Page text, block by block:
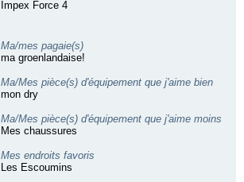
Impex Force 4
Ma/mes pagaie(s)
ma groenlandaise!
Ma/Mes pièce(s) d'équipement que j'aime bien
mon dry
Ma/Mes pièce(s) d'équipement que j'aime moins
Mes chaussures
Mes endroits favoris
Les Escoumins